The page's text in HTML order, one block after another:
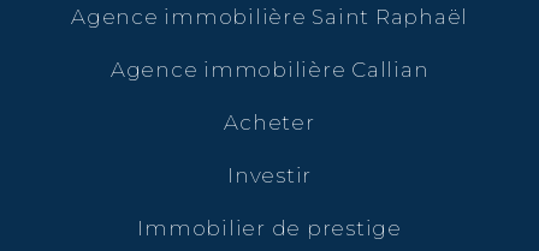
Agence immobilière Saint Raphaël
Agence immobilière Callian
Acheter
Investir
Immobilier de prestige